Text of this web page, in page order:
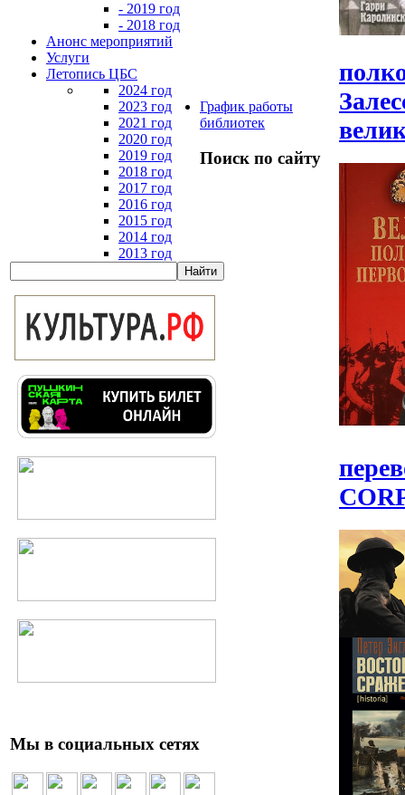
- 2019 год
- 2018 год
Анонс мероприятий
Услуги
Летопись ЦБС
2024 год
2023 год
2021 год
2020 год
2019 год
2018 год
2017 год
2016 год
2015 год
2014 год
2013 год
График работы
библиотек
Поиск по сайту
Мы в социальных сетях